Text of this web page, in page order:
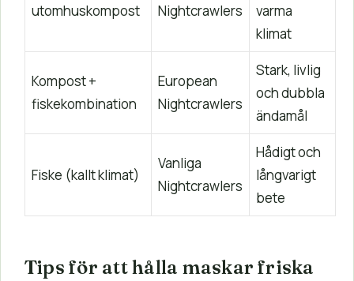
utomhuskompost
Nightcrawlers
varma
klimat
Kompost +
fiskekombination
European
Nightcrawlers
Stark, livlig
och dubbla
ändamål
Fiske (kallt klimat)
Vanliga
Nightcrawlers
Hådigt och
långvarigt
bete
Tips för att hålla maskar friska